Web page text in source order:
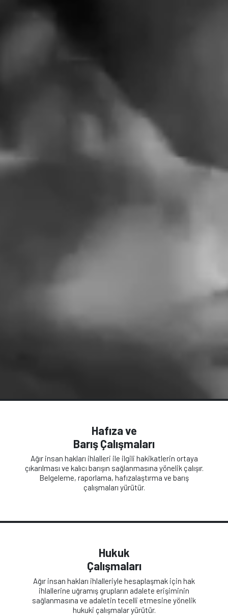
Hafıza ve
Barış Çalışmaları
Ağır insan hakları ihlalleri ile ilgili hakikatlerin ortaya
çıkarılması ve kalıcı barışın sağlanmasına yönelik çalışır.
Belgeleme, raporlama, hafızalaştırma ve barış
çalışmaları yürütür.
Hukuk
Çalışmaları
Ağır insan hakları ihlalleriyle hesaplaşmak için hak
ihlallerine uğramış grupların adalete erişiminin
sağlanmasına ve adaletin tecelli etmesine yönelik
hukuki çalışmalar yürütür.